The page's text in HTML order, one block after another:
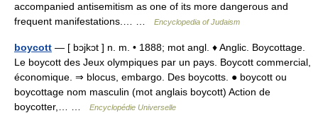
accompanied antisemitism as one of its more dangerous and
frequent manifestations.… …
Encyclopedia of Judaism
boycott — [ bɔjkɔt ] n. m. • 1888; mot angl. ♦ Anglic. Boycottage.
Le boycott des Jeux olympiques par un pays. Boycott commercial,
économique. ⇒ blocus, embargo. Des boycotts. ● boycott ou
boycottage nom masculin (mot anglais boycott) Action de
boycotter,… …
Encyclopédie Universelle